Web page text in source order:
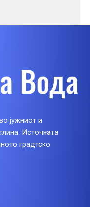
јужниот и
Источната
градтско